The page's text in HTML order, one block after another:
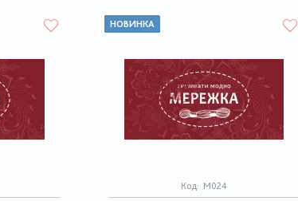
НОВИНКА
Код: М024